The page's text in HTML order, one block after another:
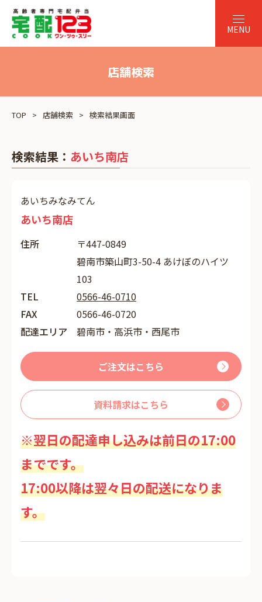
店舗検索
TOP 店舗検索 検索結果画面
検索結果： あいち南店
あいちみなみてん
あいち南店
住所
〒447-0849
碧南市築山町3-50-4 あけぼのハイツ
103
TEL
0566-46-0710
FAX
0566-46-0720
配達エリア
碧南市・高浜市・西尾市
ご注文はこちら
資料請求はこちら
※翌日の配達申し込みは前日の17:00
までです。
17:00以降は翌々日の配送になりま
す。